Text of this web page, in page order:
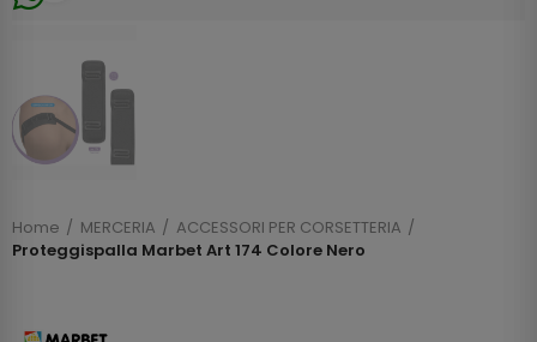
Home MERCERIA
ACCESSORI PER CORSETTERIA
Proteggispalla Marbet Art 174 Colore Nero